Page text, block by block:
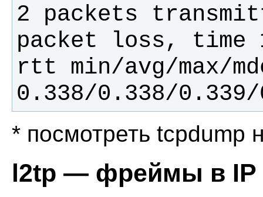
2 packets
rtt min/avg/max/
0.338/0.338/0.339/
* посмотреть tcpdump
l2tp — фреймы в IP